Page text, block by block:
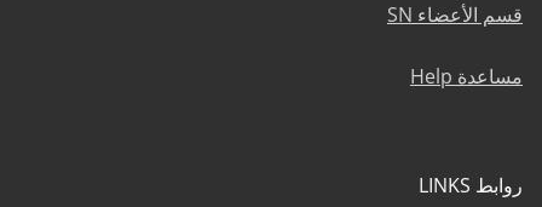
قسم الأعضاء SN
مساعدة Help
روابط LINKS